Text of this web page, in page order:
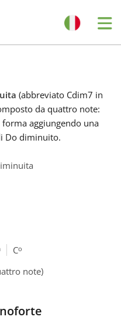
(abbreviato Cdim7 in
da quattro note:
forma aggiungendo una
Do diminuito.
Co
note)